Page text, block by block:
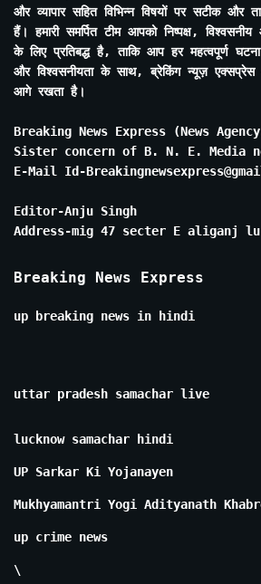
और व्यापार सहित विभिन्न विषयों पर सटीक और
हैं। हमारी समर्पित टीम आपको निष्पक्ष,
के लिए प्रतिबद्ध है, ताकि आप हर महत्वपूर्ण
और विश्वसनीयता के साथ, ब्रेकिंग न्यूज़
आगे रखता है।
Breaking News Express (News
Sister concern of B. N. E. Media
E-Mail Id-
Editor-Anju Singh
Address-mig 47 secter E aliganj
Breaking News Express
up breaking news in hindi
uttar pradesh samachar live
lucknow samachar hindi
UP Sarkar Ki Yojanayen
Mukhyamantri Yogi Adityanath
up crime news
\